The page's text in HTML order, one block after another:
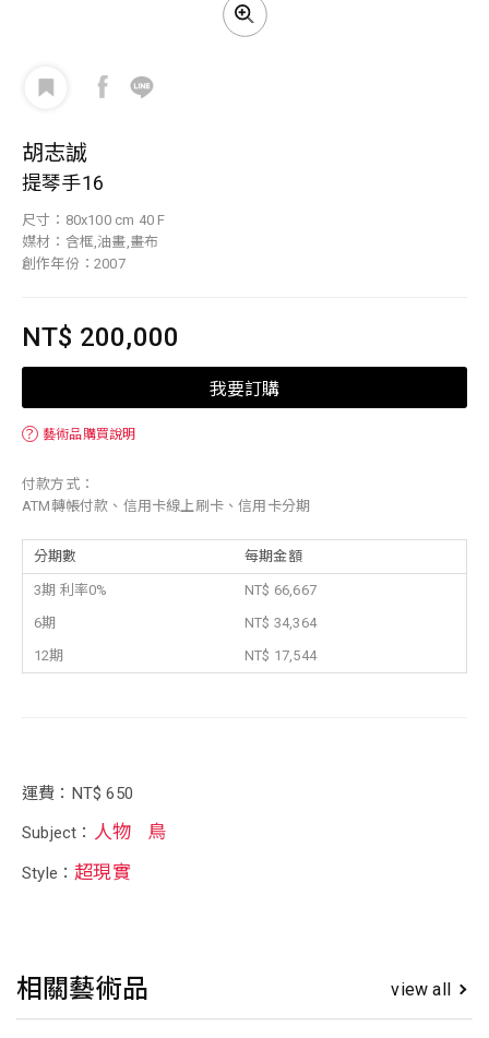
胡志誠
提琴手16
尺寸：80x100 cm 40 F
媒材：含框,油畫,畫布
創作年份：2007
NT$ 200,000
我要訂購
？ 藝術品購買說明
付款方式：
ATM轉帳付款、信用卡線上刷卡、信用卡分期
分期數 每期金額
3期 利率0%
NT$ 66,667
6期
NT$ 34,364
12期
NT$ 17,544
運費：NT$ 650
Subject： 人物 鳥
Style：超現實
相關藝術品 view all